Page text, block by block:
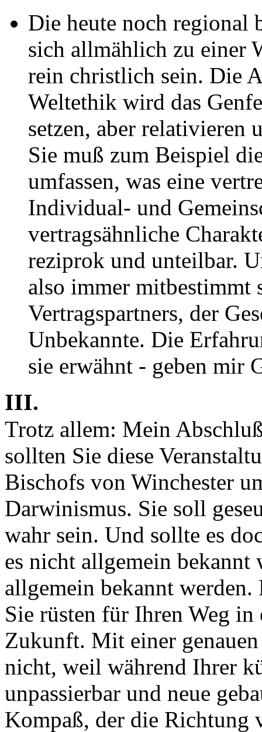
Die heute noch regional
sich allmählich zu einer
rein christlich sein. Die
Weltethik wird das
setzen, aber relativieren
Sie muß zum Beispiel
umfassen, was eine
Individual- und
vertragsähnliche
reziprok und unteilbar.
also immer mitbestimmt
Vertragspartners, der
Unbekannte. Die
sie erwähnt - geben mir
III.
Trotz allem: Mein
sollten Sie diese
Bischofs von Winchester
Darwinismus. Sie soll
wahr sein. Und sollte es
es nicht allgemein
allgemein bekannt
Sie rüsten für Ihren Weg
Zukunft. Mit einer
nicht, weil während Ihrer
unpassierbar und neue
Kompaß, der die Richtung